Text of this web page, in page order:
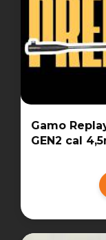
Gamo
GEN2 cal